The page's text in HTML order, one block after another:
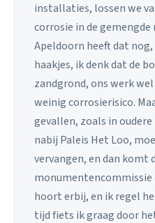
installaties, lossen we
corrosie in de
Apeldoorn heeft dat
haakjes, ik denk dat de
zandgrond, ons werk
weinig corrosierisico.
gevallen, zoals in
nabij Paleis Het Loo,
vervangen, en dan komt
monumentencommissie
hoort erbij, en ik regel
tijd fiets ik graag door